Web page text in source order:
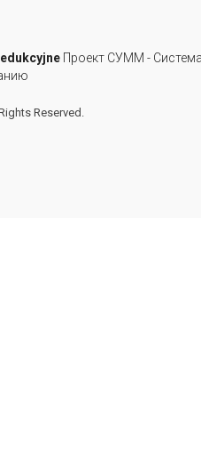
Проект СУММ -
Reserved.